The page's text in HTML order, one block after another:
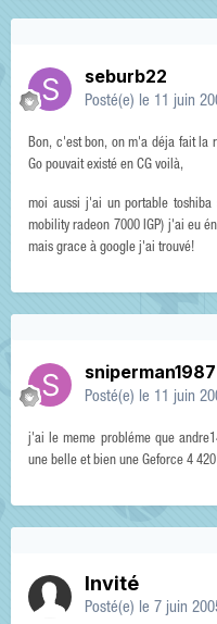
seburb22
Posté(e) le 11 juin
Bon, c'est bon, on m'a déja fait la
Go pouvait existé en CG voilà,
moi aussi j'ai un portable
mobility radeon 7000 IGP) j'ai eu
mais grace à google j'ai trouvé!
sniperman1987
Posté(e) le 11 juin
j'ai le meme probléme que
une belle et bien une Geforce 4
Invité
Posté(e) le 7 juin